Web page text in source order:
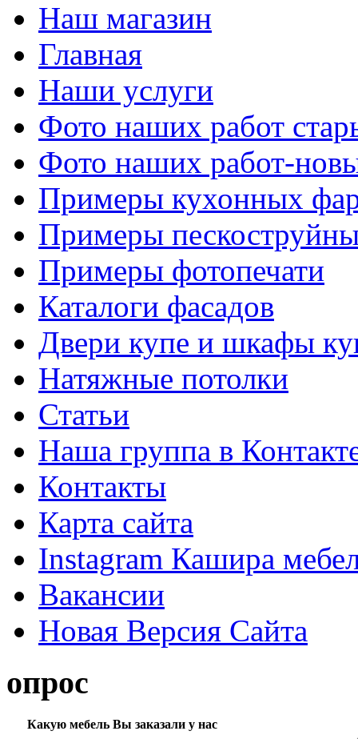
Наш магазин
Главная
Наши услуги
Фото наших работ
Фото наших работ-
Примеры кухонных
Примеры
Примеры фотопечати
Каталоги фасадов
Двери купе и шкафы
Натяжные потолки
Статьи
Наша группа в
Контакты
Карта сайта
Instagram Кашира
Вакансии
Новая Версия Сайта
опрос
Какую мебель Вы заказали у нас